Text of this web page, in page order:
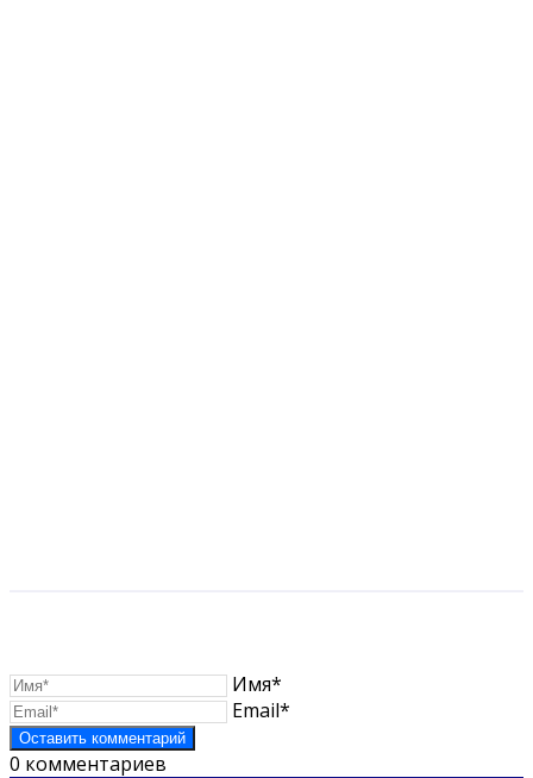
Имя*
Email*
0 комментариев